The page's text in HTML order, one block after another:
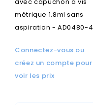
métrique 1.8ml sans
aspiration - AD0480-4
Connectez-vous ou
créez un compte pour
voir les prix